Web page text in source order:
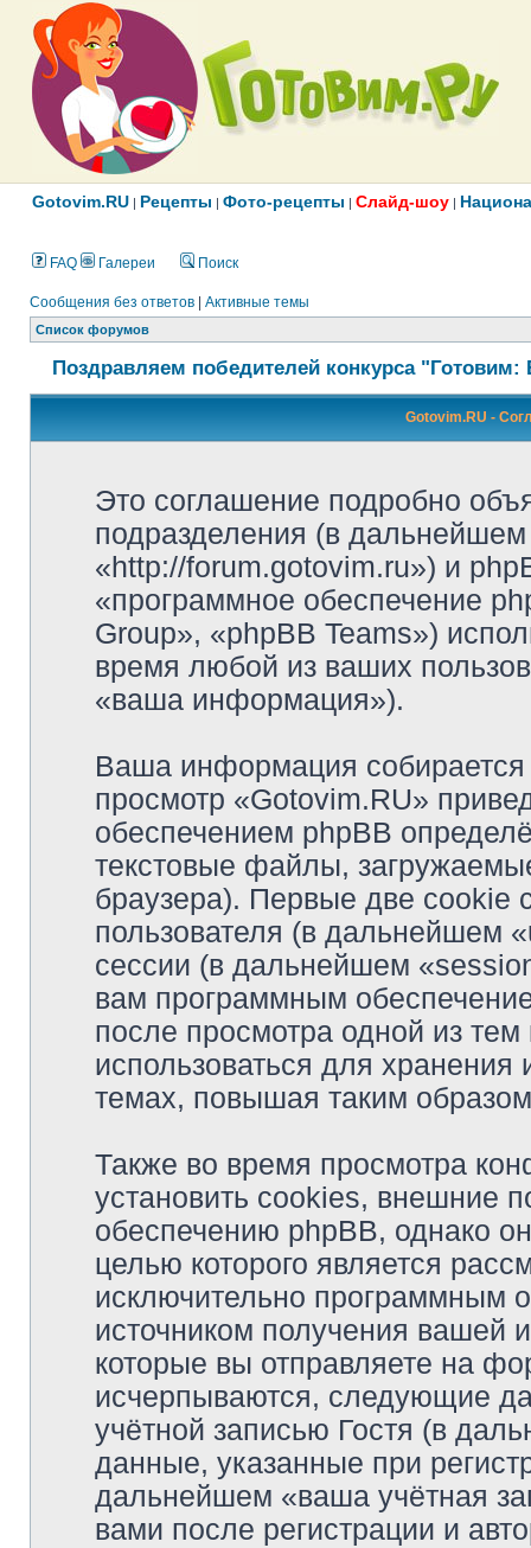
Gotovim.RU | Рецепты | Фото-рецепты | Слайд-шоу |
FAQ Галереи Поиск
Сообщения без ответов Активные темы
Список форумов
Поздравляем победителей конкурса
Gotovim.RU -
Это соглашение подробно
подразделения (в
«http://forum.gotovim.ru») и
«программное обеспечение
Group», «phpBB Teams»)
время любой из ваших
«ваша информация»).
Ваша информация
просмотр «Gotovim.RU»
обеспечением phpBB
текстовые файлы,
браузера). Первые две cookie
пользователя (в дальнейшем
сессии (в дальнейшем
вам программным
после просмотра одной из
использоваться для
темах, повышая таким
Также во время просмотра
установить cookies, внешние
обеспечению phpBB, однако
целью которого является
исключительно программным
источником получения
которые вы отправляете на
исчерпываются, следующие
учётной записью Гостя (в
данные, указанные при
дальнейшем «ваша учётная
вами после регистрации и